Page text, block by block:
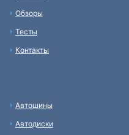
Обзоры
Тесты
Контакты
Автошины
Автодиски